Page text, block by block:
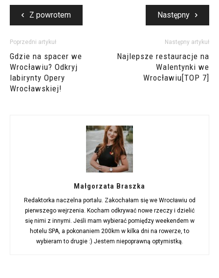
Z powrotem Następny
Poprzedni artykuł
Gdzie na spacer we
Wrocławiu? Odkryj
labirynty Opery
Wrocławskiej!
Następny artykuł
Najlepsze restauracje na
Walentynki we
Wrocławiu[TOP 7]
Małgorzata Braszka
Redaktorka naczelna portalu. Zakochałam się we Wrocławiu od
pierwszego wejrzenia. Kocham odkrywać nowe rzeczy i dzielić
się nimi z innymi. Jeśli mam wybierać pomiędzy weekendem w
hotelu SPA, a pokonaniem 200km w kilka dni na rowerze, to
wybieram to drugie :) Jestem niepoprawną optymistką.